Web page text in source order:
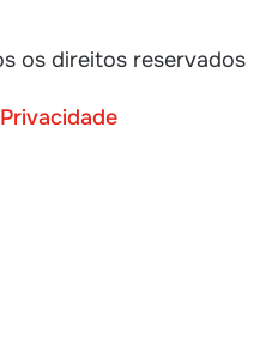
os direitos reservados